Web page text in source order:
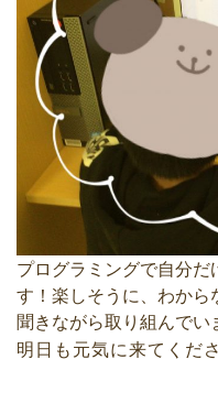
プログラミングで自分
す！楽しそうに、わか
聞きながら取り組んでい
明日も元気に来てくだ